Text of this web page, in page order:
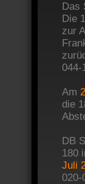
Das
Die
zur
044-
Am
die
DB
180
Juli
020-